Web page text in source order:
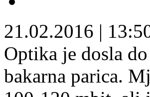
21.02.2016 |
Optika je dosla
bakarna parica.